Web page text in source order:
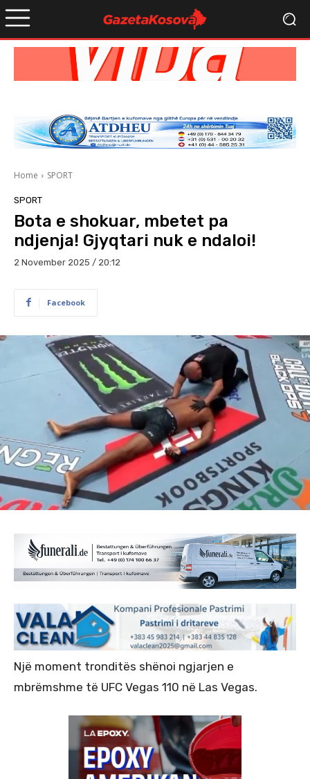
Home SPORT
SPORT
Bota e shokuar, mbetet pa
ndjenja! Gjyqtari nuk e ndaloi!
2 November 2025 / 20:12
Facebook
Një moment tronditës shënoi ngjarjen e
mbrëmshme të UFC Vegas 110 në Las Vegas.